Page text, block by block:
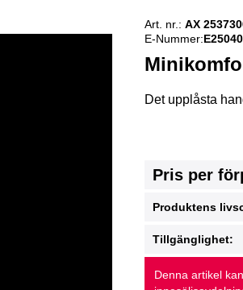
Art. nr.: AX
E-Nummer:
Det upplåsta
Pris per
Produktens
Tillgänglighet:
Denna artikel